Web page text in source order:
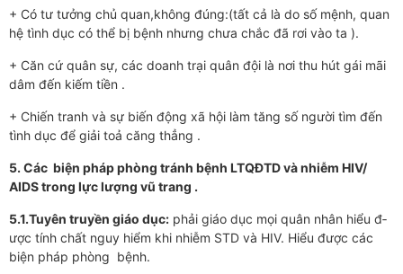
+ Có tư­ tư­ởng chủ quan,không đúng:(tất cả là do số mệnh, quan
hệ tình dục có thể bị bệnh như­ng chư­a chắc đã rơi vào ta ).
+ Căn cứ quân sự, các doanh trại quân đội là nơi thu hút gái mãi
dâm đến kiếm tiền .
+ Chiến tranh và sự biến động xã hội làm tăng số ngư­ời tìm đến
tình dục để giải toả căng thẳng .
5. Các biện pháp phòng tránh bệnh LTQĐTD và nhiễm HIV/
AIDS trong lực l­ượng vũ trang .
5.1.Tuyên truyền giáo dục: phải giáo dục mọi quân nhân hiểu đ­
ược tính chất nguy hiểm khi nhiễm STD và HIV. Hiểu đ­ược các
biện pháp phòng bệnh.